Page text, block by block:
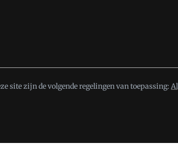
site zijn de volgende regelingen van toepassing: